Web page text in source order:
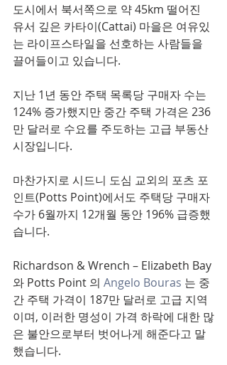
도시에서 북서쪽으로 약 45km 떨어진
유서 깊은 카타이(Cattai) 마을은 여유있
는 라이프스타일을 선호하는 사람들을
끌어들이고 있습니다.
지난 1년 동안 주택 목록당 구매자 수는
124% 증가했지만 중간 주택 가격은 236
만 달러로 수요를 주도하는 고급 부동산
시장입니다.
마찬가지로 시드니 도심 교외의 포츠 포
인트(Potts Point)에서도 주택당 구매자
수가 6월까지 12개월 동안 196% 급증했
습니다.
Richardson & Wrench – Elizabeth Bay
와 Potts Point 의 Angelo Bouras 는 중
간 주택 가격이 187만 달러로 고급 지역
이며, 이러한 명성이 가격 하락에 대한 많
은 불안으로부터 벗어나게 해준다고 말
했습니다.